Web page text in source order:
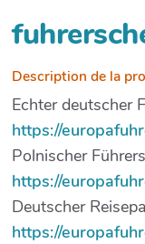
Description de la
Echter deutscher
https://
Polnischer
https://
Deutscher
https://